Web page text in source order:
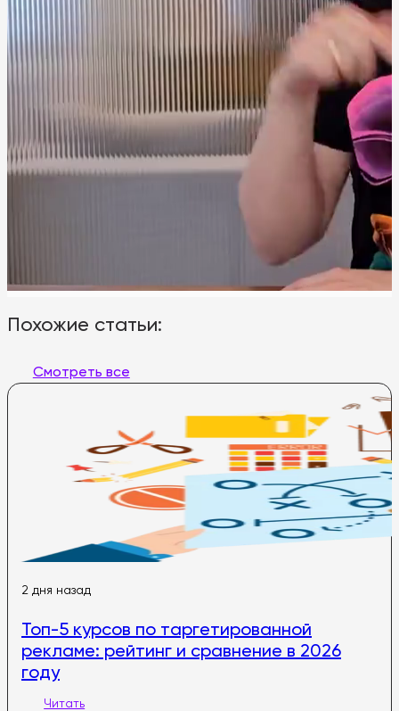
Похожие статьи:
Смотреть все
2 дня назад
Топ-5 курсов по таргетированной
рекламе: рейтинг и сравнение в 2026
году
Читать